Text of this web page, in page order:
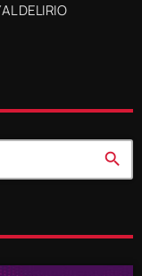
DELIRIO
search